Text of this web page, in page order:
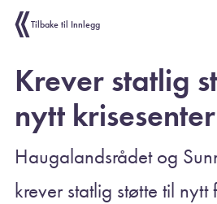
Tilbake til Innlegg
Krever statlig
nytt krisesenter
Haugalandsrådet og
krever statlig støtte til nytt